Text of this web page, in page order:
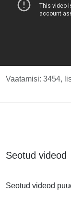
Vaatamisi: 3454,
Seotud videod
Seotud videod